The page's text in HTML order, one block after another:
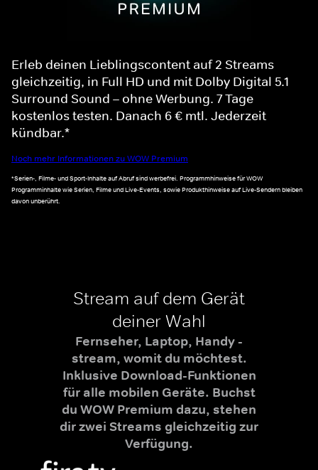
Erleb deinen Lieblingscontent auf 2 Streams
gleichzeitig, in Full HD und mit Dolby Digital 5.1
Surround Sound – ohne Werbung. 7 Tage
kostenlos testen. Danach 6 € mtl. Jederzeit
kündbar.*
Noch mehr Informationen zu WOW Premium
*Serien-, Filme- und Sport-Inhalte auf Abruf sind werbefrei. Programmhinweise für WOW
Programminhalte wie Serien, Filme und Live-Events, sowie Produkthinweise auf Live-Sendern bleiben
davon unberührt.
Stream auf dem Gerät
deiner Wahl
Fernseher, Laptop, Handy -
stream, womit du möchtest.
Inklusive Download-Funktionen
für alle mobilen Geräte. Buchst
du WOW Premium dazu, stehen
dir zwei Streams gleichzeitig zur
Verfügung.